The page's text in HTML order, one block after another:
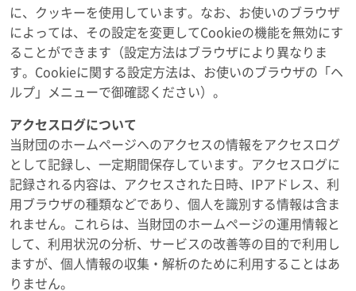
に、クッキーを使用しています。なお、お使いのブラウザ
によっては、その設定を変更してCookieの機能を無効にす
ることができます（設定方法はブラウザにより異なりま
す。Cookieに関する設定方法は、お使いのブラウザの「ヘ
ルプ」メニューで御確認ください）。
アクセスログについて
当財団のホームページへのアクセスの情報をアクセスログ
として記録し、一定期間保存しています。アクセスログに
記録される内容は、アクセスされた日時、IPアドレス、利
用ブラウザの種類などであり、個人を識別する情報は含ま
れません。これらは、当財団のホームページの運用情報と
して、利用状況の分析、サービスの改善等の目的で利用し
ますが、個人情報の収集・解析のために利用することはあ
りません。